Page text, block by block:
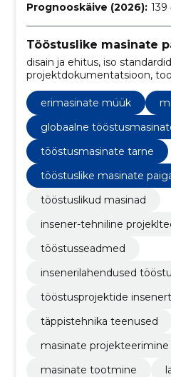
Prognooskäive (2026):
Tööstuslike masinate
disain ja ehitus, iso
projektdokumentatsioon,
insenerlus, montaaž ja
masinate tootmine,
kohandatavus
erimasinate müük
globaalne
tööstusmasinate tarne
tööstuslike masinate
tööstuslikud masinad
insener-tehniline
tööstusseadmed
insenerilahendused
tööstusprojektide
täppistehnika teenused
masinate projekteerimine
masinate tootmine